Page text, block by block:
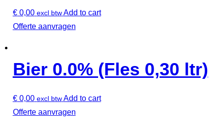
€0,00 excl btw Add to cart
Offerte aanvragen
Bier 0.0% (Fles 0,30 ltr)
€0,00 excl btw Add to cart
Offerte aanvragen